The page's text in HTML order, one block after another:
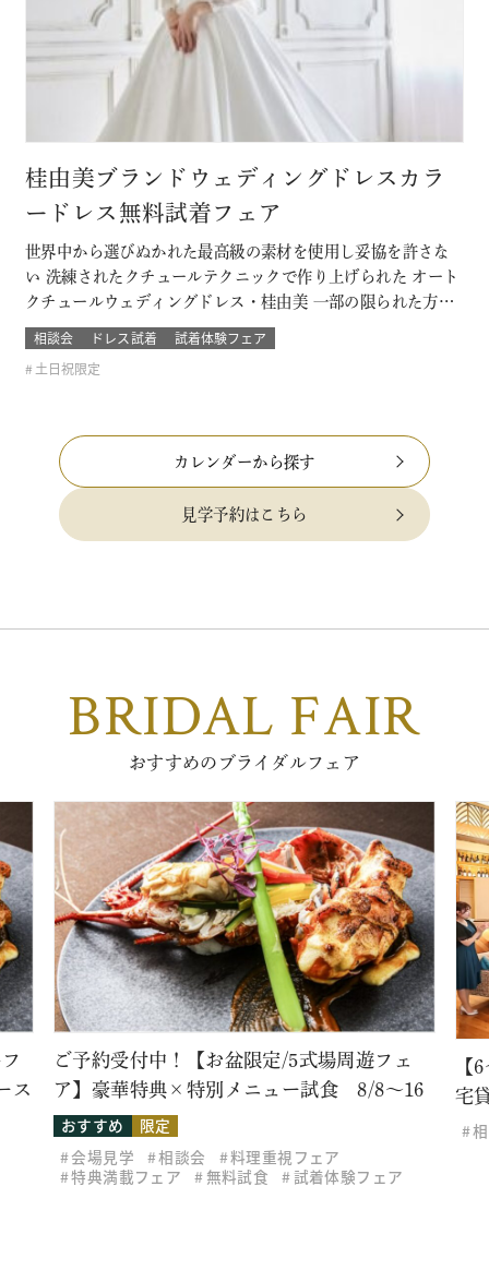
桂由美ブランドウェディングドレスカラ
ードレス無料試着フェア
世界中から選びぬかれた最高級の素材を使用し妥協を許さな
い 洗練されたクチュールテクニックで作り上げられた オート
クチュールウェディングドレス・桂由美 一部の限られた方が
着るその特別なウェディングドレスやカラードレスを試着で
きる数少ないチャンス。 当日の結婚式で着る一着が自分もゲ
ストも忘れられなくなるような運命の一着になるウェディン
相談会 ドレス試着
試着体験フェア
土日祝限定
カレンダーから探す
見学予約はこちら
BRIDAL FAIR
おすすめのブライダルフェア
ス
ご予約受付中！【お盆限定/5式場周遊フェ
ア】豪華特典×特別メニュー試食 8/8～16
おすすめ
限定
会場見学
相談会
料理重視フェア
特典満載フェア
無料試食 試着体験フェア
【
宅